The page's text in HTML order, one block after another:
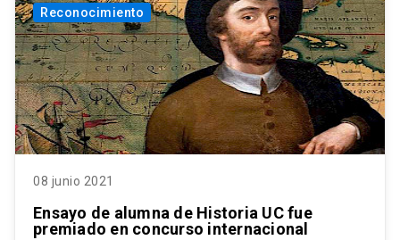
Reconocimiento
08 junio 2021
Ensayo de alumna de Historia UC fue
premiado en concurso internacional